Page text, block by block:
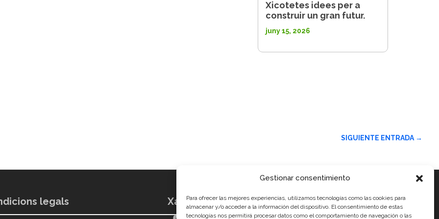
Gestionar consentimiento
Para ofrecer las mejores experiencias, utilizamos tecnologías como las cookies para
almacenar y/o acceder a la información del dispositivo. El consentimiento de estas
tecnologías nos permitirá procesar datos como el comportamiento de navegación o las
Xicotetes idees per a
construir un gran futur.
juny 15, 2026
SIGUIENTE ENTRADA →
legals Xarxes socials